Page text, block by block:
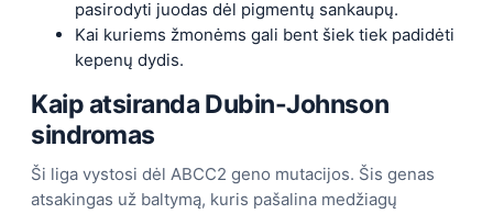
pasirodyti juodas dėl pigmentų sankaupų.
Kai kuriems žmonėms gali bent šiek tiek padidėti
kepenų dydis.
Kaip atsiranda Dubin-Johnson
sindromas
Ši liga vystosi dėl ABCC2 geno mutacijos. Šis genas
atsakingas už baltymą, kuris pašalina medžiagų